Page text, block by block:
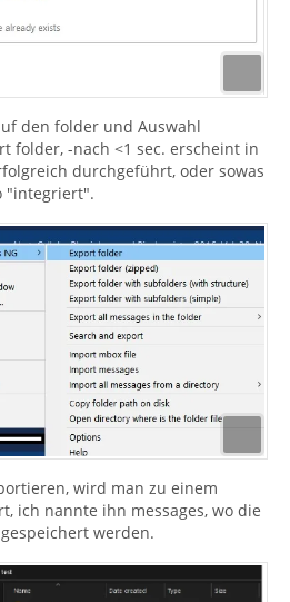
den folder und Auswahl
folder, -nach <1 sec. erscheint in
durchgeführt, oder sowas
"integriert".
wird man zu einem
ich nannte ihn messages, wo die
werden.